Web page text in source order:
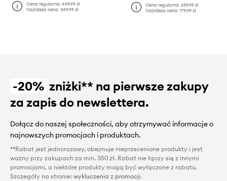
Cena regularna:499,99 zł
Najniższa cena:349,99 zł
Cena regularna: 239,99 zł
Najniższa cena: 179,99 zł
-20% zniżki** na pierwsze zakupy
za zapis do newslettera.
Dołącz do naszej społeczności, aby otrzymywać informacje o
najnowszych promocjach i produktach.
**Rabat jest jednorazowy, obejmuje nieprzecenione produkty i jest
ważny przy zakupach za min. 350 zł. Rabat nie łączy się z innymi
promocjami, a niektóre produkty mogą być wyłączone z rabatu.
Szczegóły na stronie: wykluczenia z promocji.